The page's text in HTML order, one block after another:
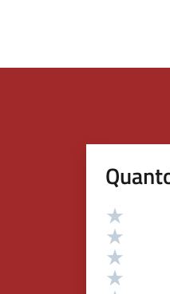
Valutazione